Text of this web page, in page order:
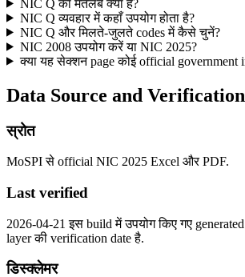
NIC Q का मतलब क्या है?
NIC Q व्यवहार में कहाँ उपयोग होता है?
NIC Q और मिलते-जुलते codes में कैसे चुनें?
NIC 2008 उपयोग करें या NIC 2025?
क्या यह सेक्शन page कोई official government
Data Source and
स्रोत
MoSPI से official NIC 2025 Excel और PDF.
Last verified
2026-04-21 इस build में उपयोग किए गए
layer की verification date है.
डिस्क्लेमर